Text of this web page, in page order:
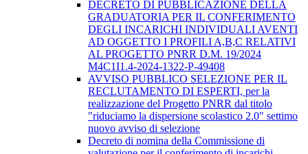
DECRETO DI PUBBLICAZIONE DELLA
GRADUATORIA PER IL CONFERIMENTO
DEGLI INCARICHI INDIVIDUALI AVENTI
AD OGGETTO I PROFILI A,B,C RELATIVI
AL PROGETTO PNRR D.M. 19/2024
M4C1I1.4-2024-1322-P-49408
AVVISO PUBBLICO SELEZIONE PER IL
RECLUTAMENTO DI ESPERTI, per la
realizzazione del Progetto PNRR dal titolo
"riduciamo la dispersione scolastico 2.0" settimo
nuovo avviso di selezione
Decreto di nomina della Commissione di